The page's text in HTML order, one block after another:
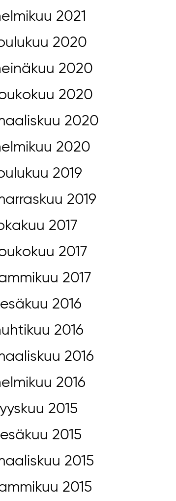
2021
2020
2020
2020
2020
2020
2019
2019
2017
2017
2017
2016
2016
2016
2016
2015
2015
2015
2015